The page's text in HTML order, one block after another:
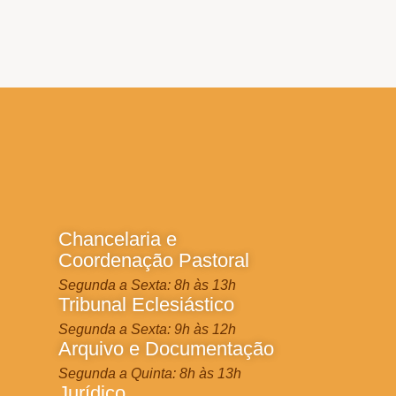
Chancelaria e
Coordenação Pastoral
Segunda a Sexta: 8h às 13h
Tribunal Eclesiástico
Segunda a Sexta: 9h às 12h
Arquivo e Documentação
Segunda a Quinta: 8h às 13h